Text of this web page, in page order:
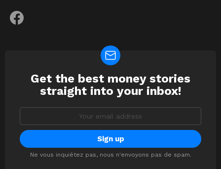
NEWSLETTER
Get the best money stories
straight into your inbox!
Ne vous inquiétez pas, nous n'envoyons pas de spam.